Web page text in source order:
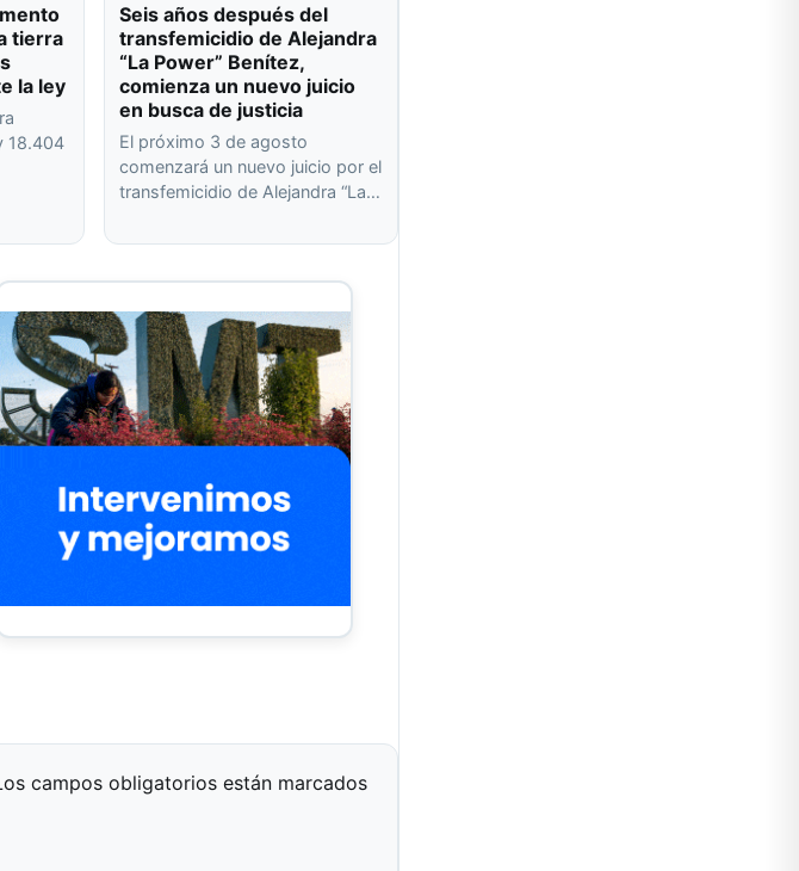
tierra
la ley
18.404
Seis años después del
transfemicidio de Alejandra
“La Power” Benítez,
comienza un nuevo juicio
en busca de justicia
El próximo 3 de agosto
comenzará un nuevo juicio por el
transfemicidio de Alejandra “La…
campos obligatorios están marcados